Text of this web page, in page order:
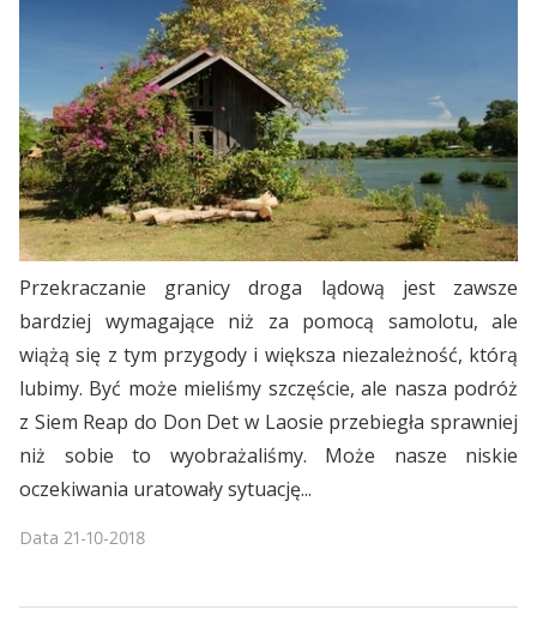
Przekraczanie granicy droga lądową jest zawsze
bardziej wymagające niż za pomocą samolotu, ale
wiążą się z tym przygody i większa niezależność, którą
lubimy. Być może mieliśmy szczęście, ale nasza podróż
z Siem Reap do Don Det w Laosie przebiegła sprawniej
niż sobie to wyobrażaliśmy. Może nasze niskie
oczekiwania uratowały sytuację...
Data 21-10-2018